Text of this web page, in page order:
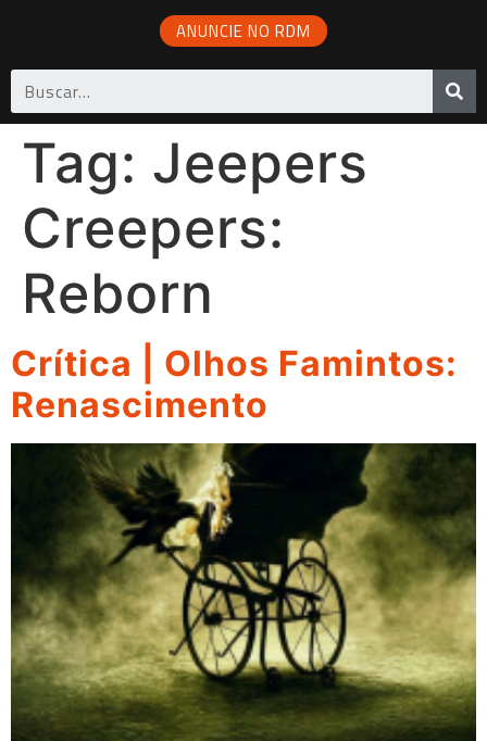
ANUNCIE NO RDM
Tag: Jeepers
Creepers:
Reborn
Crítica | Olhos Famintos:
Renascimento